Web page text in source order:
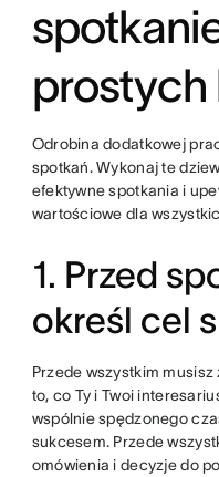
prostych
Odrobina dodatkowej
spotkań. Wykonaj te
efektywne spotkania i
wartościowe dla
1. Przed
określ cel
Przede wszystkim
to, co Ty i Twoi
wspólnie spędzonego
sukcesem. Przede
omówienia i decyzje do